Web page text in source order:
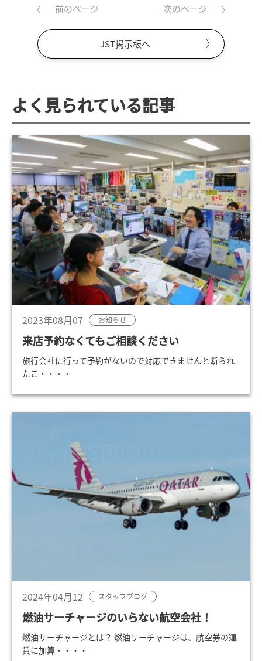
前のページ
JST掲示板へ
次のページ
よく見られている記事
2023年08月07 お知らせ
来店予約なくてもご相談ください
旅行会社に行って予約がないので対応できませんと断られ
たこ・・・・
2024年04月12 スタッフブログ
燃油サーチャージのいらない航空会社！
燃油サーチャージとは？ 燃油サーチャージは、航空券の運
賃に加算・・・・